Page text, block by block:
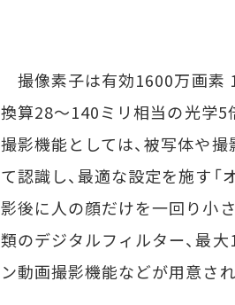
撮像素子は有効1600万画素
換算28～140ミリ相当の光学5
撮影機能としては、被写体や
て認識し、最適な設定を施す「
影後に人の顔だけを一回り小
類のデジタルフィルター、最
ン動画撮影機能などが用意され